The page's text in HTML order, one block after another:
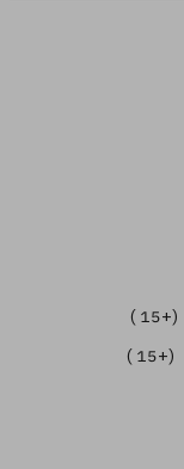
(+15 ₪)
(+15 ₪)